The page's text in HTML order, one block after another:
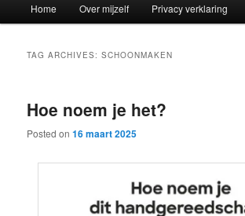
Skip
content
Skip
content
Home Over mijzelf Privacy verklaring
TAG ARCHIVES:SCHOONMAKEN
Hoe noem je het?
Posted on16 maart 2025